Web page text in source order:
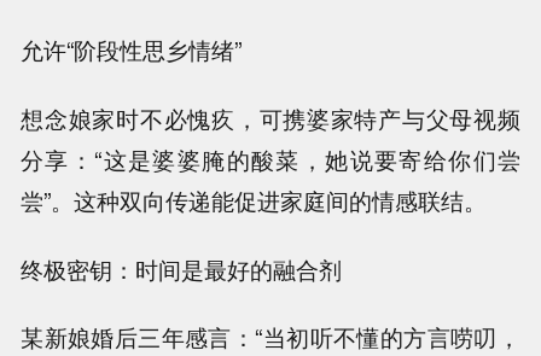
允许“阶段性思乡情绪”
想念娘家时不必愧疚，可携婆家特产与父母视频
分享：“这是婆婆腌的酸菜，她说要寄给你们尝
尝”。这种双向传递能促进家庭间的情感联结。
终极密钥：时间是最好的融合剂
某新娘婚后三年感言：“当初听不懂的方言唠叨，